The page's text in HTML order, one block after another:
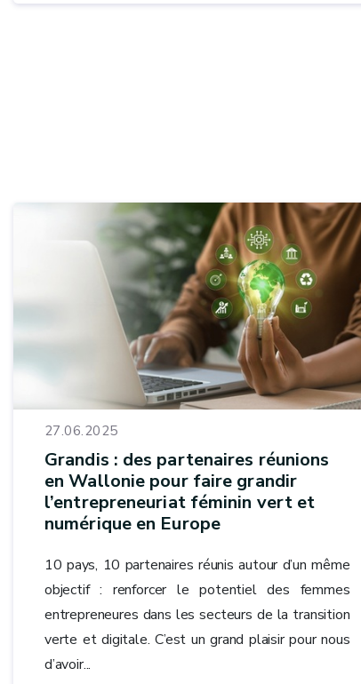
27.06.2025
Grandis : des partenaires réunions
en Wallonie pour faire grandir
l’entrepreneuriat féminin vert et
numérique en Europe
10 pays, 10 partenaires réunis autour d’un même
objectif : renforcer le potentiel des femmes
entrepreneures dans les secteurs de la transition
verte et digitale. C’est un grand plaisir pour nous
d’avoir...